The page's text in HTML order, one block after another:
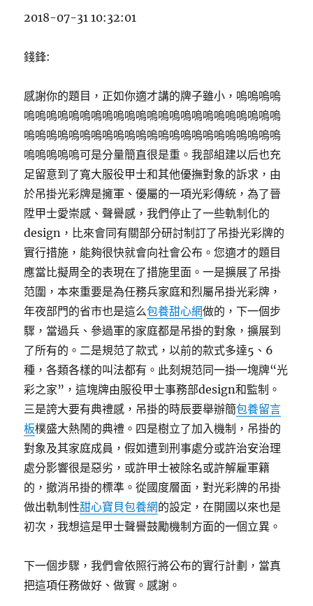
2018-07-31 10:32:01
錢鋒:
感謝你的題目，正如你適才講的牌子雖小，嗚嗚嗚嗚
嗚嗚嗚嗚嗚嗚嗚嗚嗚嗚嗚嗚嗚嗚嗚嗚嗚嗚嗚嗚嗚嗚嗚
嗚嗚嗚嗚嗚嗚嗚嗚嗚嗚嗚嗚嗚嗚嗚嗚嗚嗚嗚嗚嗚嗚嗚
嗚嗚嗚嗚嗚可是分量簡直很是重。我部組建以后也充
足留意到了寬大服役甲士和其他優撫對象的訴求，由
於吊掛光彩牌是擁軍、優屬的一項光彩傳統，為了晉
陞甲士愛崇感、聲譽感，我們停止了一些軌制化的
design，比來會同有關部分研討制訂了吊掛光彩牌的
實行措施，能夠很快就會向社會公布。您適才的題目
應當比擬周全的表現在了措施里面。一是擴展了吊掛
范圍，本來重要是為任務兵家庭和烈屬吊掛光彩牌，
年夜部門的省市也是這么包養甜心網做的，下一個步
驟，當過兵、參過軍的家庭都是吊掛的對象，擴展到
了所有的。二是規范了款式，以前的款式多達5、6
種，各類各樣的叫法都有。此刻規范同一掛一塊牌“光
彩之家”，這塊牌由服役甲士事務部design和監制。
三是誇大要有典禮感，吊掛的時辰要舉辦簡包養留言
板樸盛大熱鬧的典禮。四是樹立了加入機制，吊掛的
對象及其家庭成員，假如遭到刑事處分或許治安治理
處分影響很是惡劣，或許甲士被除名或許解雇軍籍
的，撤消吊掛的標準。從國度層面，對光彩牌的吊掛
做出軌制性甜心寶貝包養網的設定，在開國以來也是
初次，我想這是甲士聲譽鼓勵機制方面的一個立異。
下一個步驟，我們會依照行將公布的實行計劃，當真
把這項任務做好、做實。感謝。